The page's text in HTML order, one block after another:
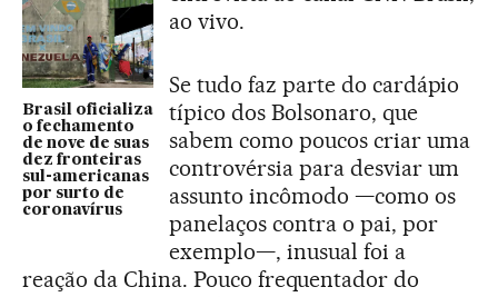
Brasil oficializa
o fechamento
de nove de suas
dez fronteiras
sul-americanas
por surto de
coronavírus
ao vivo.
Se tudo faz parte do cardápio
típico dos Bolsonaro, que
sabem como poucos criar uma
controvérsia para desviar um
assunto incômodo —como os
panelaços contra o pai, por
exemplo—, inusual foi a
reação da China. Pouco frequentador do